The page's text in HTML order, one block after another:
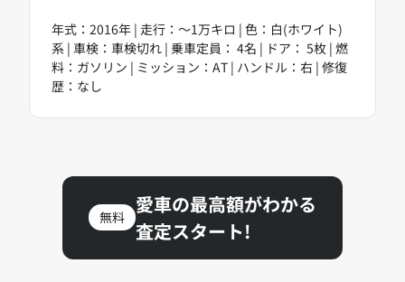
年式：2016年 | 走行：～1万キロ | 色：白(ホワイト)
系 | 車検：車検切れ | 乗車定員： 4名 | ドア： 5枚 | 燃
料：ガソリン | ミッション：AT | ハンドル：右 | 修復
歴：なし
無料
愛車の最高額がわかる
査定スタート!